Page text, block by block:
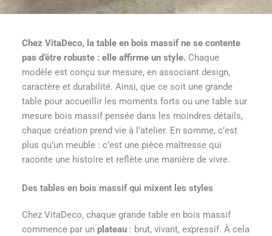
Chez VitaDeco, la table en bois massif ne se contente
pas d’être robuste : elle affirme un style. Chaque
modèle est conçu sur mesure, en associant design,
caractère et durabilité. Ainsi, que ce soit une grande
table pour accueillir les moments forts ou une table sur
mesure bois massif pensée dans les moindres détails,
chaque création prend vie à l’atelier. En somme, c’est
plus qu’un meuble : c’est une pièce maîtresse qui
raconte une histoire et reflète une manière de vivre.
Des tables en bois massif qui mixent les styles
Chez VitaDeco, chaque grande table en bois massif
commence par un plateau: brut, vivant, expressif. À cela